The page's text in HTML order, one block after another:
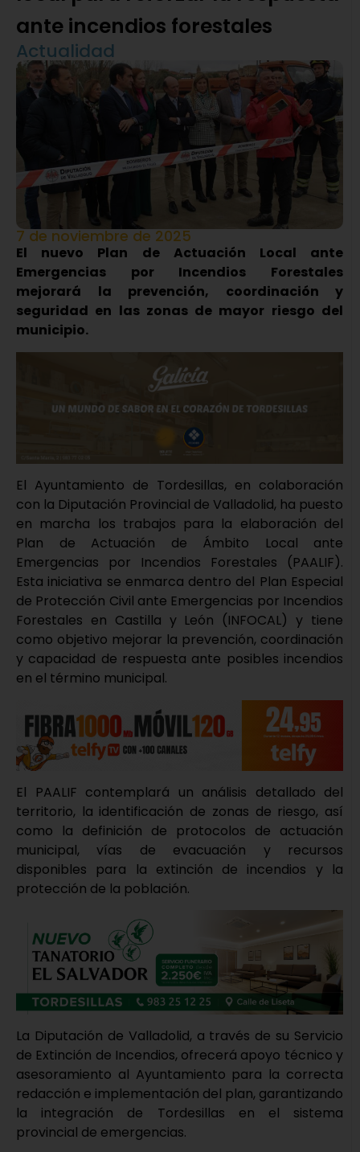
ante incendios forestales
Actualidad
7 de noviembre de 2025
El nuevo Plan de Actuación Local ante
Emergencias por Incendios Forestales
mejorará la prevención, coordinación y
seguridad en las zonas de mayor riesgo del
municipio.
El Ayuntamiento de Tordesillas, en colaboración
con la Diputación Provincial de Valladolid, ha puesto
en marcha los trabajos para la elaboración del
Plan de Actuación de Ámbito Local ante
Emergencias por Incendios Forestales (PAALIF).
Esta iniciativa se enmarca dentro del Plan Especial
de Protección Civil ante Emergencias por Incendios
Forestales en Castilla y León (INFOCAL) y tiene
como objetivo mejorar la prevención, coordinación
y capacidad de respuesta ante posibles incendios
en el término municipal.
El PAALIF contemplará un análisis detallado del
territorio, la identificación de zonas de riesgo, así
como la definición de protocolos de actuación
municipal, vías de evacuación y recursos
disponibles para la extinción de incendios y la
protección de la población.
La Diputación de Valladolid, a través de su Servicio
de Extinción de Incendios, ofrecerá apoyo técnico y
asesoramiento al Ayuntamiento para la correcta
redacción e implementación del plan, garantizando
la integración de Tordesillas en el sistema
provincial de emergencias.